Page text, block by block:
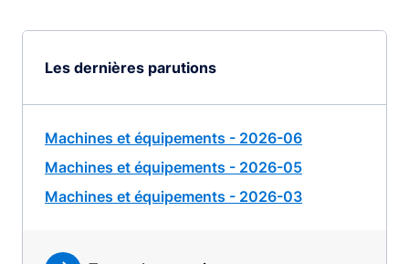
Les dernières parutions
Machines et équipements - 2026-06
Machines et équipements - 2026-05
Machines et équipements - 2026-03